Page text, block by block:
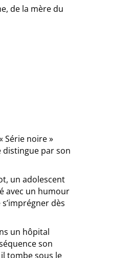
de la mère du
Série noire »
distingue par son
un adolescent
avec un humour
dès
un hôpital
son
tombe sous le